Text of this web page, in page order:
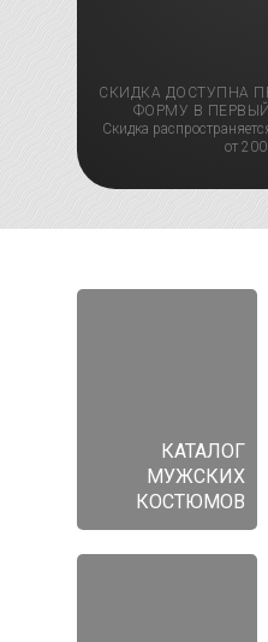
СКИДКА ДОСТУПНА
ФОРМУ В
Скидка
от
КАТАЛОГ
МУЖСКИХ
КОСТЮМОВ